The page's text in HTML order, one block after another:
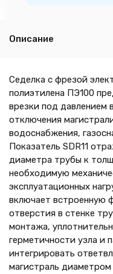
Описание
Седелка с фрезой
полиэтилена ПЭ100
врезки под
отключения
водоснабжения,
Показатель SDR11
диаметра трубы к
необходимую
эксплуатационных
включает встроенную
отверстия в стенке
монтажа,
герметичности узла и
интегрировать
магистраль